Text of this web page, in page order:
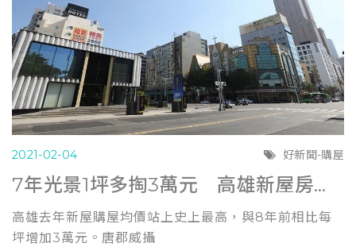
2021-02-04 好新聞-購屋
7年光景1坪多掏3萬元 高雄新屋房價漲到最高點 (蘋果日報0131)
高雄去年新屋購屋均價站上史上最高，與8年前相比每
坪增加3萬元。唐郡威攝